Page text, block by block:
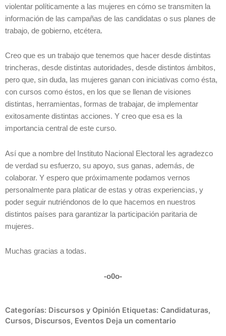
violentar políticamente a las mujeres en cómo se transmiten la
información de las campañas de las candidatas o sus planes de
trabajo, de gobierno, etcétera.
Creo que es un trabajo que tenemos que hacer desde distintas
trincheras, desde distintas autoridades, desde distintos ámbitos,
pero que, sin duda, las mujeres ganan con iniciativas como ésta,
con cursos como éstos, en los que se llenan de visiones
distintas, herramientas, formas de trabajar, de implementar
exitosamente distintas acciones. Y creo que esa es la
importancia central de este curso.
Así que a nombre del Instituto Nacional Electoral les agradezco
de verdad su esfuerzo, su apoyo, sus ganas, además, de
colaborar. Y espero que próximamente podamos vernos
personalmente para platicar de estas y otras experiencias, y
poder seguir nutriéndonos de lo que hacemos en nuestros
distintos países para garantizar la participación paritaria de
mujeres.
Muchas gracias a todas.
-o0o-
Categorías: Discursos y Opinión Etiquetas: Candidaturas,
Cursos, Discursos, Eventos Deja un comentario